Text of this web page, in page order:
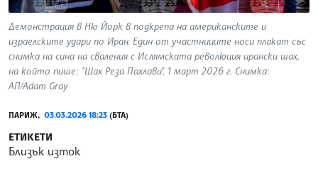
Демонстрация в Ню Йорк в подкрепа на американските и
израелските удари по Иран. Един от участниците носи плакат със
снимка на сина на сваления с Ислямската революция ирански шах,
на който пише: "Шах Реза Пахлави", 1 март 2026 г. Снимка:
АП/Adam Gray
ПАРИЖ, 03.03.2026 18:23 (БТА)
ЕТИКЕТИ
Близък изток